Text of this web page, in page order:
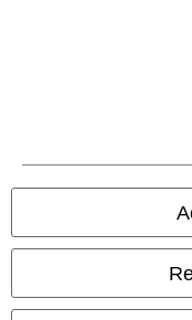
Todos los precios
© 1986-2026 E.M.P.